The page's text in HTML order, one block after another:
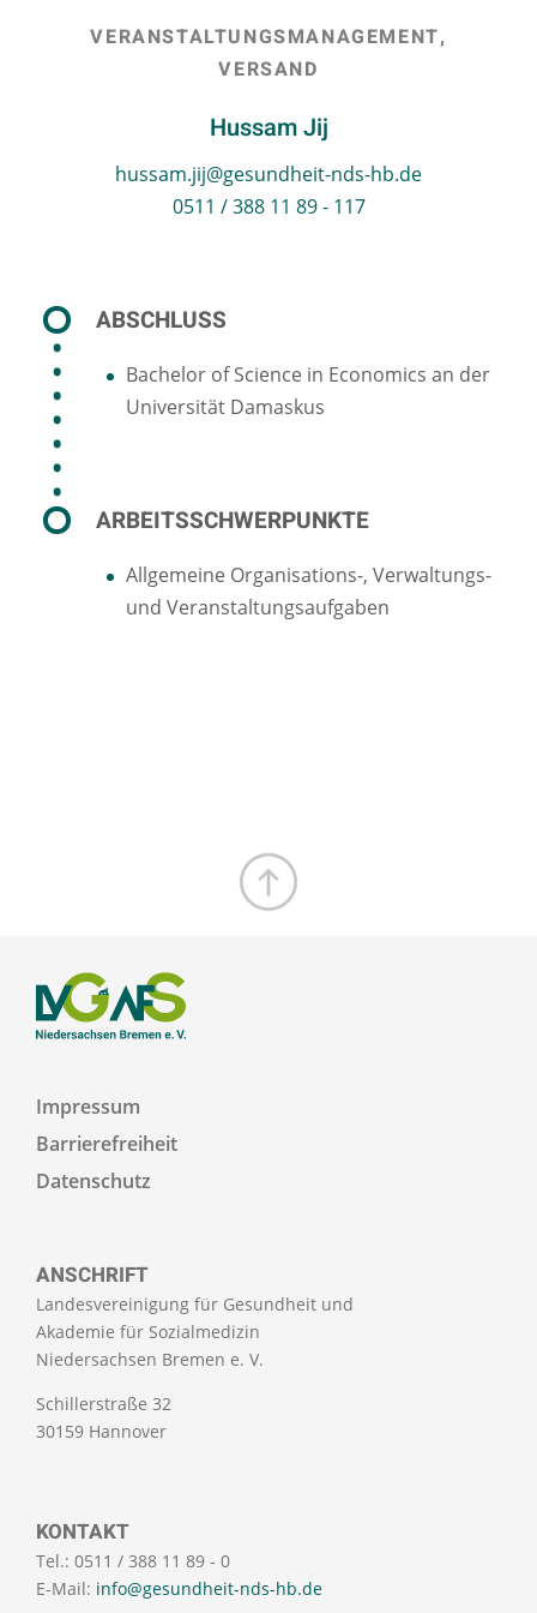
VERANSTALTUNGSMANAGEMENT,
VERSAND
Hussam Jij
hussam.jij@gesundheit-nds-hb.de
0511 / 388 11 89 - 117
ABSCHLUSS
Bachelor of Science in Economics an der
Universität Damaskus
ARBEITSSCHWERPUNKTE
Allgemeine Organisations-, Verwaltungs-
und Veranstaltungsaufgaben
ANSCHRIFT
Landesvereinigung für Gesundheit und
Akademie für Sozialmedizin
Niedersachsen Bremen e. V.
Schillerstraße 32
30159 Hannover
KONTAKT
Tel.: 0511 / 388 11 89 - 0
E-Mail: info@gesundheit-nds-hb.de
Impressum
Barrierefreiheit
Datenschutz